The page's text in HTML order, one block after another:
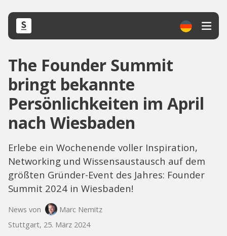
The Founder Summit
bringt bekannte
Persönlichkeiten im April
nach Wiesbaden
Erlebe ein Wochenende voller Inspiration,
Networking und Wissensaustausch auf dem
größten Gründer-Event des Jahres: Founder
Summit 2024 in Wiesbaden!
News von
Marc Nemitz
Stuttgart, 25. März 2024